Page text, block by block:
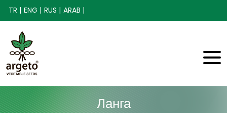
TR | ENG | RUS | ARAB |
Ланга